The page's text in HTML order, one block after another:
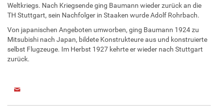
Weltkriegs. Nach Kriegsende ging Baumann wieder zurück an die
TH Stuttgart, sein Nachfolger in Staaken wurde Adolf Rohrbach.
Von japanischen Angeboten umworben, ging Baumann 1924 zu
Mitsubishi nach Japan, bildete Konstrukteure aus und konstruierte
selbst Flugzeuge. Im Herbst 1927 kehrte er wieder nach Stuttgart
zurück.